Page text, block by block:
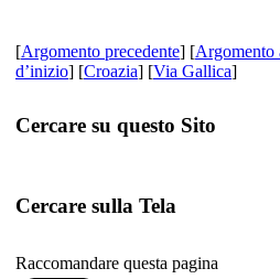
[Argomento precedente] [Argomento
d’inizio] [Croazia] [Via Gallica]
Cercare su questo Sito
Cercare sulla Tela
Raccomandare questa pagina